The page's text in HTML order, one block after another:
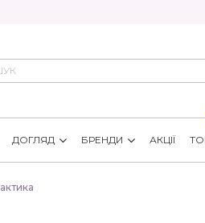
ДОГЛЯД БРЕНДИ АКЦІЇ